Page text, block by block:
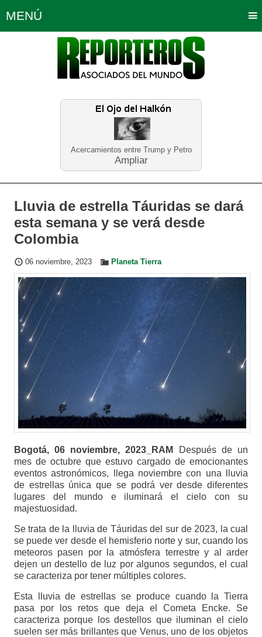
Acercamientos entre Trump y Petro
Ampliar
MENÚ
Política Opinión Bogotá
Planeta Tierra Deportes
Educación Neira
Lluvia de estrella Táuridas se dará
esta semana y se verá desde
Colombia
06 noviembre, 2023 Planeta Tierra
Bogotá, 06 noviembre, 2023_RAM
Después de un
mes de octubre que estuvo cargado de emocionantes
eventos astronómicos, llega noviembre con una lluvia
de estrellas única que se podrá ver desde diferentes
lugares del mundo e iluminará el cielo con su
majestuosidad.
Se trata de la lluvia de Táuridas del sur de 2023, la cual
se puede ver desde el hemisferio norte y sur, cuando los
meteoros pasen por la atmósfera terrestre y al arder
dejen un destello de luz por algunos segundos, el cual
se caracteriza por tener múltiples colores.
Esta lluvia de estrellas se produce cuando la Tierra
pasa por los retos que deja el Cometa Encke. Se
caracteriza porque los destellos que iluminan el cielo
suelen ser más brillantes que Venus, uno de los objetos